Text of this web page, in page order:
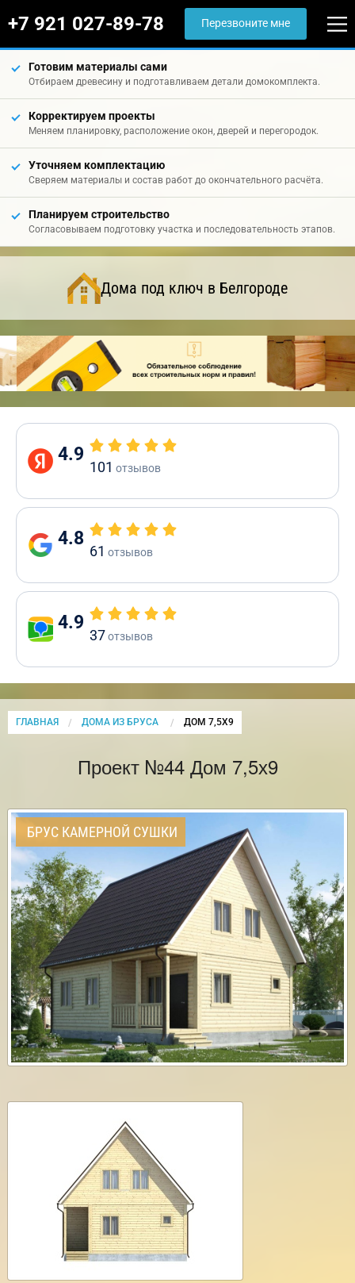
+7 921 027-89-78 Перезвоните мне
Готовим материалы сами
Отбираем древесину и подготавливаем детали домокомплекта.
Корректируем проекты
Меняем планировку, расположение окон, дверей и перегородок.
Уточняем комплектацию
Сверяем материалы и состав работ до окончательного расчёта.
Планируем строительство
Согласовываем подготовку участка и последовательность этапов.
Дома под ключ в Белгороде
4.9
101 отзывов
4.8
61 отзывов
4.9
37отзывов
ГЛАВНАЯ ДОМА ИЗ БРУСА CURRENT:
ДОМ 7,5Х9
Проект №44 Дом 7,5х9
БРУС КАМЕРНОЙ СУШКИ